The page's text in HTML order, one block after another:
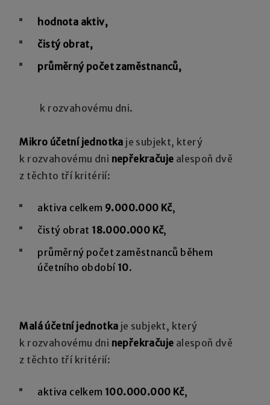
hodnota aktiv,
čistý obrat,
průměrný počet zaměstnanců,
k rozvahovému dni.
Mikro účetní jednotka je subjekt, který
k rozvahovému dni nepřekračuje alespoň dvě
z těchto tří kritérií:
aktiva celkem 9.000.000 Kč,
čistý obrat 18.000.000 Kč,
průměrný počet zaměstnanců během
účetního období 10.
Malá účetní jednotka je subjekt, který
k rozvahovému dni nepřekračuje alespoň dvě
z těchto tří kritérií:
aktiva celkem 100.000.000 Kč,